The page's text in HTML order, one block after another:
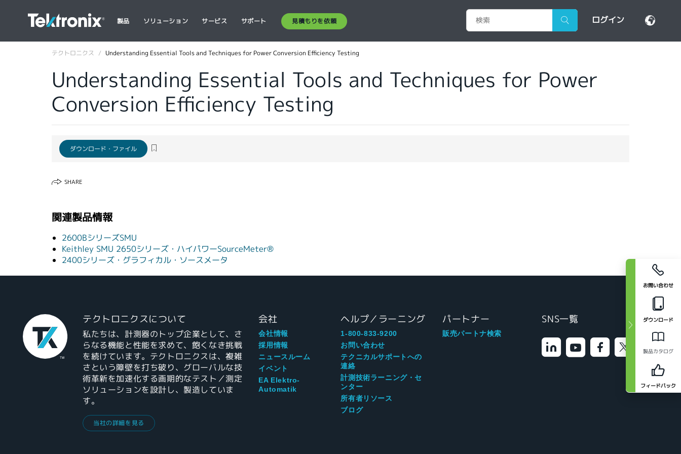
製品 ソリューション サービス サポート 見積もりを依頼 ログイン
お問い合わせ
ダウンロード
製品カタログ
フィードバック
テクトロニクス Understanding Essential Tools and Techniques for Power Conversion Efficiency Testing
Understanding Essential Tools and Techniques for Power
Conversion Efficiency Testing
ダウンロード・ファイル
SHARE
関連製品情報
2600BシリーズSMU
Keithley SMU 2650シリーズ・ハイパワーSourceMeter®
2400シリーズ・グラフィカル・ソースメータ
テクトロニクスについて
私たちは、計測器のトップ企業として、さ
らなる機能と性能を求めて、飽くなき挑戦
を続けています。テクトロニクスは、複雑
さという障壁を打ち破り、グローバルな技
術革新を加速化する画期的なテスト／測定
ソリューションを設計し、製造していま
す。
当社の詳細を見る
会社
会社情報
採用情報
ニュースルーム
イベント
EA Elektro-
Automatik
ヘルプ／ラーニング
1-800-833-9200
お問い合わせ
テクニカルサポートへの
連絡
計測技術ラーニング・セ
ンター
所有者リソース
ブログ
パートナー
販売パートナ検索
SNS一覧